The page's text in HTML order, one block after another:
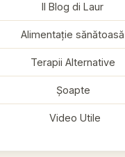
Il Blog di Laur
Alimentație sănătoasă
Terapii Alternative
Șoapte
Video Utile